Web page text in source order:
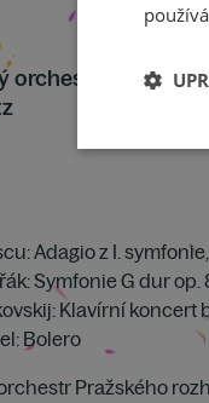
orchestr Českého
Adagio z I.
Symfonie G dur op.
Klavírní koncert
Bolero
Pražského